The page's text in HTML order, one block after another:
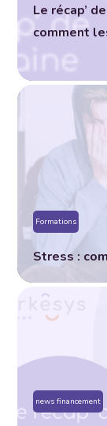
Le récap’
comment
Formations
Stress :
news financement